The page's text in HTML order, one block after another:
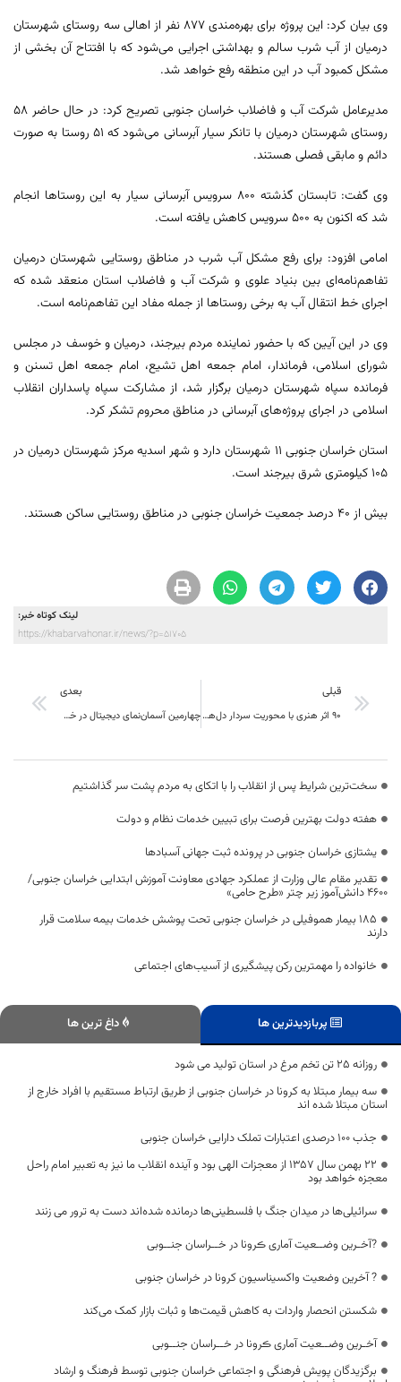
وی بیان کرد: این پروژه برای بهره‌مندی ۸۷۷ نفر از اهالی سه روستای شهرستان
درمیان از آب شرب سالم و بهداشتی اجرایی می‌شود که با افتتاح آن بخشی از
مشکل کمبود آب در این منطقه رفع خواهد شد.
مدیرعامل شرکت آب و فاضلاب خراسان جنوبی تصریح کرد: در حال حاضر ۵۸
روستای شهرستان درمیان با تانکر سیار آبرسانی می‌شود که ۵۱ روستا به صورت
دائم و مابقی فصلی هستند.
وی گفت: تابستان گذشته ۸۰۰ سرویس آبرسانی سیار به این روستاها انجام
شد که اکنون به ۵۰۰ سرویس کاهش یافته است.
امامی افزود: برای رفع مشکل آب شرب در مناطق روستایی شهرستان درمیان
تفاهم‌نامه‌ای بین بنیاد علوی و شرکت آب و فاضلاب استان منعقد شده که
اجرای خط انتقال آب به برخی روستاها از جمله مفاد این تفاهم‌نامه است.
وی در این آیین که با حضور نماینده مردم بیرجند، درمیان و خوسف در مجلس
شورای اسلامی، فرماندار، امام جمعه اهل تشیع، امام جمعه اهل تسنن و
فرمانده سپاه شهرستان درمیان برگزار شد، از مشارکت سپاه پاسداران انقلاب
اسلامی در اجرای پروژه‌های آبرسانی در مناطق محروم تشکر کرد.
استان خراسان جنوبی ۱۱ شهرستان دارد و شهر اسدیه مرکز شهرستان درمیان در
۱۰۵ کیلومتری شرق بیرجند است.
بیش از ۴۰ درصد جمعیت خراسان جنوبی در مناطق روستایی ساکن هستند.
لینک کوتاه خبر:
https://khabarvahonar.ir/news/?p=51705
قبلی
۹۰ اثر هنری با محوریت سردار دل‌ها توسط حوزه هنری در بیرجند رونمایی شد
بعدی
چهارمین آسمان‌نمای دیجیتال در خراسان جنوبی افتتاح شد
سخت‌ترین شرایط پس از انقلاب را با اتکای به مردم پشت سر گذاشتیم
هفته دولت بهترین فرصت برای تبیین خدمات نظام و دولت
یشتازی خراسان جنوبی در پرونده ثبت جهانی آسبادها
تقدیر مقام عالی وزارت از عملکرد جهادی معاونت آموزش ابتدایی خراسان جنوبی/
۴۶۰۰ دانش‌آموز زیر چتر «طرح حامی»
۱۸۵ بیمار هموفیلی در خراسان جنوبی تحت پوشش خدمات بیمه سلامت قرار
دارند
خانواده را مهمترین رکن پیشگیری از آسیب‌های اجتماعی
پربازدیدترین ها داغ ترین ها
روزانه 25 تن تخم مرغ در استان تولید می شود
سه بیمار مبتلا به کرونا در خراسان جنوبی از طریق ارتباط مستقیم با افراد خارج از
استان مبتلا شده اند
جذب 100 درصدی اعتبارات تملک دارایی خراسان جنوبی
22 بهمن سال 1357 از معجزات الهی بود و آینده انقلاب ما نیز به تعبیر امام راحل
معجزه خواهد بود
سرائیلی‌ها در میدان جنگ با فلسطینی‌ها درمانده شده‌اند دست به ترور می زنند
?آخـرین وضــعیت آماری ڪرونا در خــراسان جنــوبی
? آخرین وضعیت واکسیناسیون کرونا در خراسان جنوبی
شکستن انحصار واردات به کاهش قیمت‌ها و ثبات بازار کمک می‌کند
آخـرین وضــعیت آماری ڪرونا در خــراسان جنــوبی
برگزیدگان پویش فرهنگی و اجتماعی خراسان جنوبی توسط فرهنگ و ارشاد